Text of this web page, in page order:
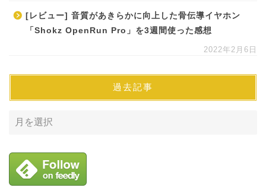
[レビュー] 音質があきらかに向上した骨伝導イヤホン
「Shokz OpenRun Pro」を3週間使った感想
2022年2月6日
過去記事